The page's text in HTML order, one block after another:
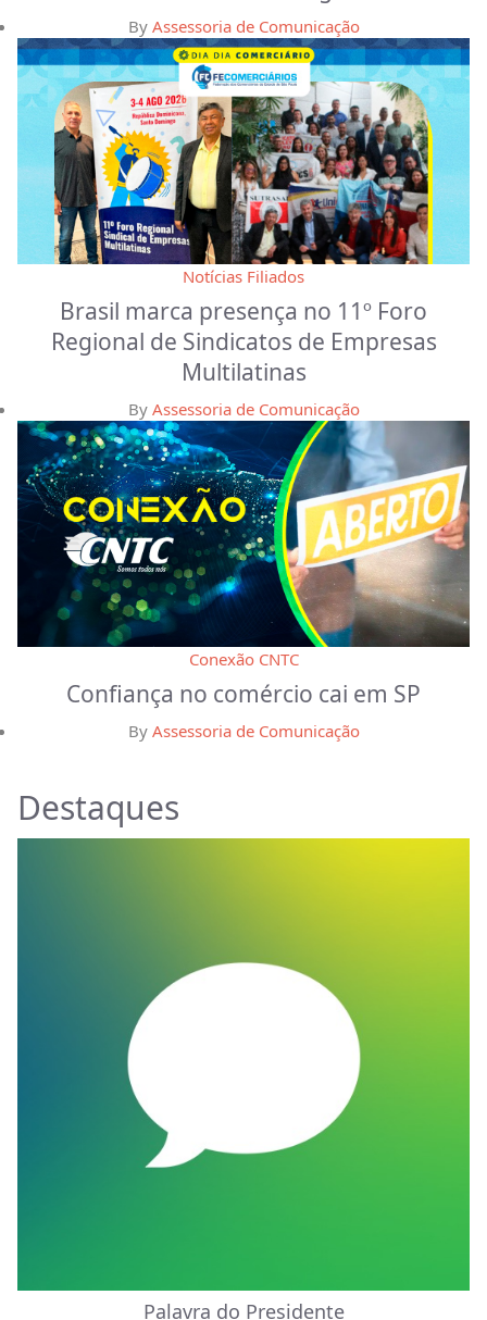
By Assessoria de Comunicação
Notícias Filiados
Brasil marca presença no 11º Foro
Regional de Sindicatos de Empresas
Multilatinas
By Assessoria de Comunicação
Conexão CNTC
Confiança no comércio cai em SP
By Assessoria de Comunicação
Destaques
Palavra do Presidente